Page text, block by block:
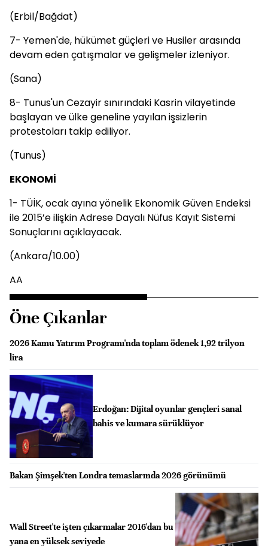
(Erbil/Bağdat)
7- Yemen'de, hükümet güçleri ve Husiler arasında
devam eden çatışmalar ve gelişmeler izleniyor.
(Sana)
8- Tunus'un Cezayir sınırındaki Kasrin vilayetinde
başlayan ve ülke geneline yayılan işsizlerin
protestoları takip ediliyor.
(Tunus)
EKONOMİ
1- TÜİK, ocak ayına yönelik Ekonomik Güven Endeksi
ile 2015’e ilişkin Adrese Dayalı Nüfus Kayıt Sistemi
Sonuçlarını açıklayacak.
(Ankara/10.00)
AA
Öne Çıkanlar
2026 Kamu Yatırım Programı'nda toplam ödenek 1,92 trilyon
lira
Erdoğan: Dijital oyunlar gençleri sanal
bahis ve kumara sürüklüyor
Bakan Şimşek'ten Londra temaslarında 2026 görünümü
Wall Street'te işten çıkarmalar 2016'dan bu
yana en yüksek seviyede